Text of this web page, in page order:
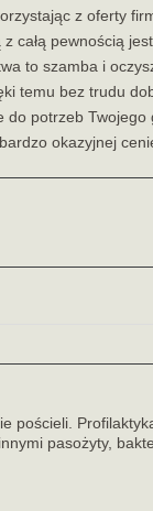
z oferty
całą pewnością
to szamba i
temu bez trudu
do potrzeb Twojego
okazyjnej
pościeli.
pasożyty,